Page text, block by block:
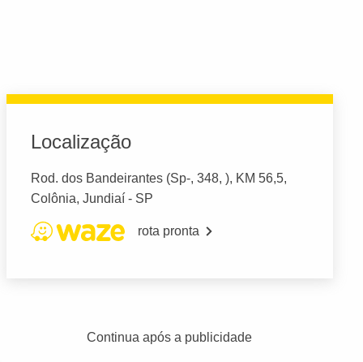
Localização
Rod. dos Bandeirantes (Sp-, 348, ), KM 56,5,
Colônia, Jundiaí - SP
rota pronta
Continua após a publicidade